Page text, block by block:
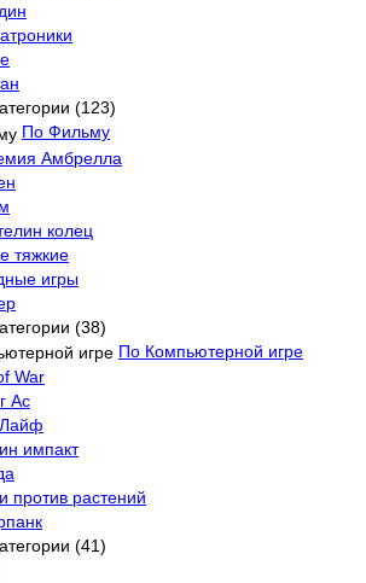
(123)
По Фильму
Амбрелла
колец
тяжкие
игры
(38)
По Компьютерной игре
War
Ас
импакт
против растений
(41)